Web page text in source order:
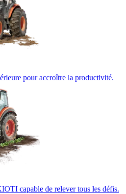
pour accroître la productivité.
capable de relever tous les défis.